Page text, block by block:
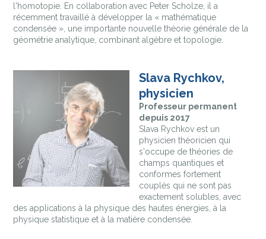
l'homotopie. En collaboration avec Peter Scholze, il a
récemment travaillé à développer la « mathématique
condensée », une importante nouvelle théorie générale de la
géométrie analytique, combinant algèbre et topologie.
Slava Rychkov,
physicien
Professeur permanent
depuis 2017
Slava Rychkov est un
physicien théoricien qui
s'occupe de théories de
champs quantiques et
conformes fortement
couplés qui ne sont pas
exactement solubles, avec
des applications à la physique des hautes énergies, à la
physique statistique et à la matière condensée.